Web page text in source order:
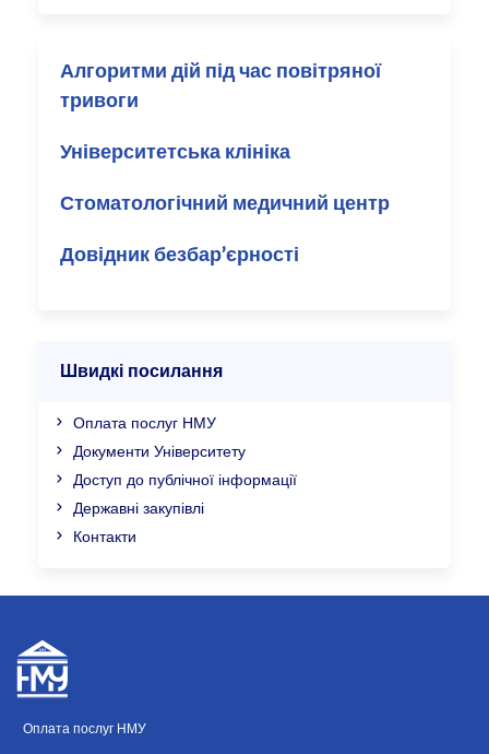
Алгоритми дій під час повітряної
тривоги
Університетська клініка
Стоматологічний медичний центр
Довідник безбар’єрності
Швидкі посилання
Оплата послуг НМУ
Документи Університету
Доступ до публічної інформації
Державні закупівлі
Контакти
Оплата послуг НМУ